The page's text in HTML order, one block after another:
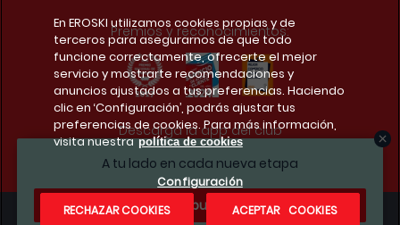
A tu lado en cada nueva etapa
¿Te apuntas?
Premios y reconocimientos:
Descarga la app del club
En EROSKI utilizamos cookies propias y de
terceros para asegurarnos de que todo
funcione correctamente, ofrecerte el mejor
servicio y mostrarte recomendaciones y
anuncios ajustados a tus preferencias. Haciendo
clic en ‘Configuración’, podrás ajustar tus
preferencias de cookies. Para más información,
visita nuestra política de cookies
Configuración
RECHAZAR COOKIES
ACEPTAR COOKIES